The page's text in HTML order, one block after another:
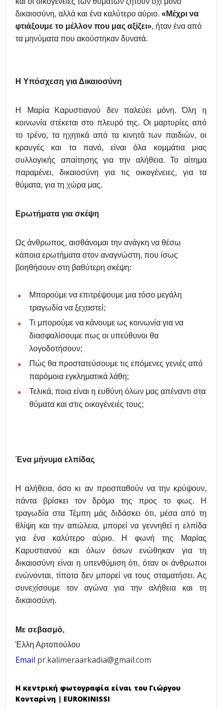
δικαιοσύνη, αλλά και ένα καλύτερο αύριο. «Μέχρι να
φτιάξουμε το μέλλον που μας αξίζει», ήταν ένα από
τα μηνύματα που ακούστηκαν δυνατά.
Η Υπόσχεση για Δικαιοσύνη
Η Μαρία Καρυστιανού δεν παλεύει μόνη. Όλη η
κοινωνία στέκεται στο πλευρό της. Οι μαρτυρίες από
το τρένο, τα ηχητικά από τα κινητά των παιδιών, οι
κραυγές και τα πανό, είναι όλα κομμάτια μιας
συλλογικής απαίτησης για την αλήθεια. Το αίτημα
παραμένει, δικαιοσύνη για τις οικογένειες, για τα
θύματα, για τη χώρα μας.
Ερωτήματα για σκέψη
Ως άνθρωπος, αισθάνομαι την ανάγκη να θέσω
κάποια ερωτήματα στον αναγνώστη, που ίσως
βοηθήσουν στη βαθύτερη σκέψη:
Μπορούμε να επιτρέψουμε μια τόσο μεγάλη
τραγωδία να ξεχαστεί;
Τι μπορούμε να κάνουμε ως κοινωνία για να
διασφαλίσουμε πως οι υπεύθυνοι θα
λογοδοτήσουν;
Πώς θα προστατεύσουμε τις επόμενες γενιές από
παρόμοια εγκληματικά λάθη;
Τελικά, ποια είναι η ευθύνη όλων μας απέναντι στα
θύματα και στις οικογένειές τους;
Ένα μήνυμα ελπίδας
Η αλήθεια, όσο κι αν προσπαθούν να την κρύψουν,
πάντα βρίσκει τον δρόμο της προς το φως. Η
τραγωδία στα Τέμπη μάς διδάσκει ότι, μέσα από τη
θλίψη και την απώλεια, μπορεί να γεννηθεί η ελπίδα
για ένα καλύτερο αύριο. Η φωνή της Μαρίας
Καρυστιανού και όλων όσων ενώθηκαν για τη
δικαιοσύνη είναι η υπενθύμιση ότι, όταν οι άνθρωποι
ενώνονται, τίποτα δεν μπορεί να τους σταματήσει. Ας
συνεχίσουμε τον αγώνα για την αλήθεια και τη
δικαιοσύνη.
Με σεβασμό,
Έλλη Αρτοπούλου
Email pr.kalimeraarkadia@gmail.com
H κεντρική φωτογραφία είναι του Γιώργου
Κονταρίνη | EUROKINISSI